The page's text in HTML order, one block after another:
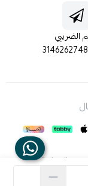
الضريبي
التجارية